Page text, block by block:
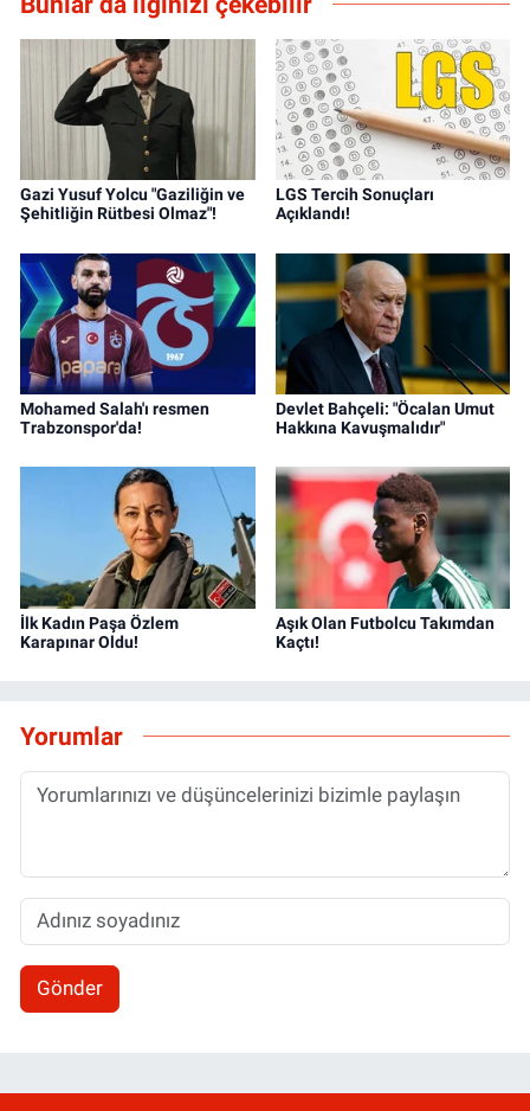
Gazi Yusuf Yolcu "Gaziliğin ve
Şehitliğin Rütbesi Olmaz"!
LGS Tercih Sonuçları
Açıklandı!
Mohamed Salah'ı resmen
Trabzonspor'da!
Devlet Bahçeli: "Öcalan Umut
Hakkına Kavuşmalıdır"
İlk Kadın Paşa Özlem
Karapınar Oldu!
Aşık Olan Futbolcu Takımdan
Kaçtı!
Yorumlar
Gönder